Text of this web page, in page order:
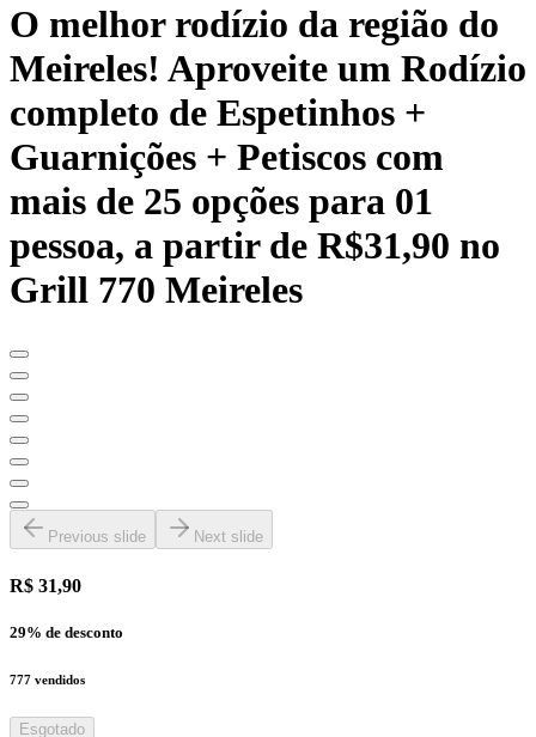
O melhor rodízio da região do
Meireles! Aproveite um Rodízio
completo de Espetinhos +
Guarnições + Petiscos com
mais de 25 opções para 01
pessoa, a partir de R$31,90 no
Grill 770 Meireles
Previous slide Next slide
R$ 31,90
29% de desconto
777 vendidos
Esgotado